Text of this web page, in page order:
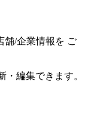
舗/企業情報を ご
編集できます。